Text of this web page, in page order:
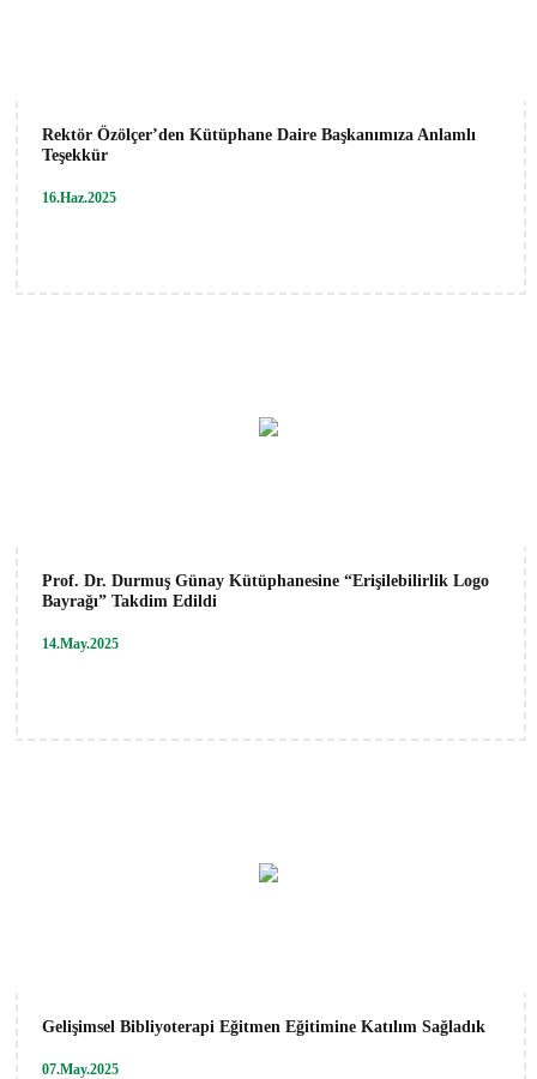
Rektör Özölçer’den Kütüphane Daire Başkanımıza Anlamlı
Teşekkür
16.Haz.2025
Prof. Dr. Durmuş Günay Kütüphanesine “Erişilebilirlik Logo
Bayrağı” Takdim Edildi
14.May.2025
Gelişimsel Bibliyoterapi Eğitmen Eğitimine Katılım Sağladık
07.May.2025